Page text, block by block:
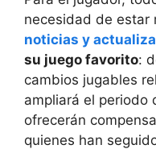
necesidad de estar
noticias y
su juego favorito:
cambios jugables
ampliará el periodo
ofrecerán
quienes han